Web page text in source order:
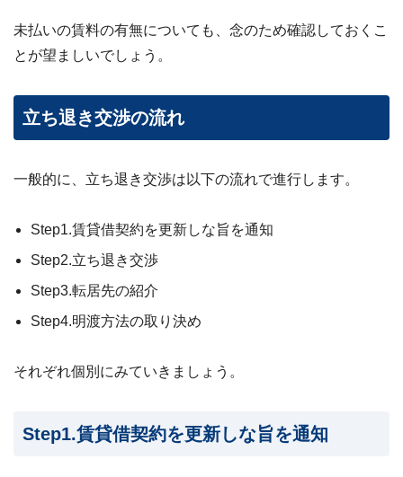
未払いの賃料の有無についても、念のため確認しておくこ
とが望ましいでしょう。
立ち退き交渉の流れ
一般的に、立ち退き交渉は以下の流れで進行します。
Step1.賃貸借契約を更新しな旨を通知
Step2.立ち退き交渉
Step3.転居先の紹介
Step4.明渡方法の取り決め
それぞれ個別にみていきましょう。
Step1.賃貸借契約を更新しな旨を通知